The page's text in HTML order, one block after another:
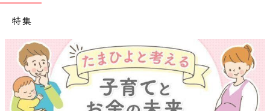
特集
【ワクチン接種できるものも】妊婦の感染症対策、知っておいて！